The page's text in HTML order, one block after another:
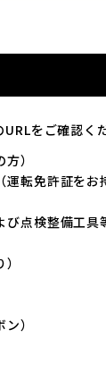
をご確認く
）
運転免許証をお
び点検整備工具
）